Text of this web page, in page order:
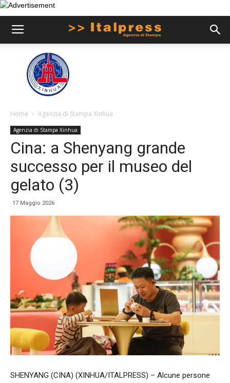
Home Agenzia di Stampa Xinhua
Agenzia di Stampa Xinhua
Cina: a Shenyang grande
successo per il museo del
gelato (3)
17 Maggio 2026
SHENYANG (CINA) (XINHUA/ITALPRESS) – Alcune persone